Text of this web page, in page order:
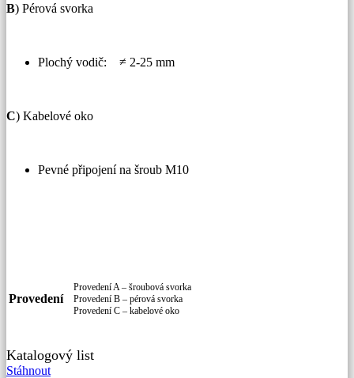
B) Pérová svorka
Plochý vodič: ≠ 2-25 mm
C) Kabelové oko
Pevné připojení na šroub M10
Provedení
Provedení A – šroubová svorka
Provedení B – pérová svorka
Provedení C – kabelové oko
Katalogový list
Stáhnout